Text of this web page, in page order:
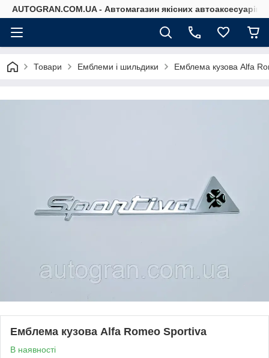
AUTOGRAN.COM.UA - Автомагазин якісних автоаксесуарів
Товари Емблеми і шильдики Емблема кузова Alfa
Емблема кузова Alfa Romeo Sportiva
В наявності